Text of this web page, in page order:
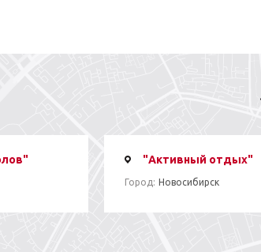
"Активный отдых"
Город: Новосибирск